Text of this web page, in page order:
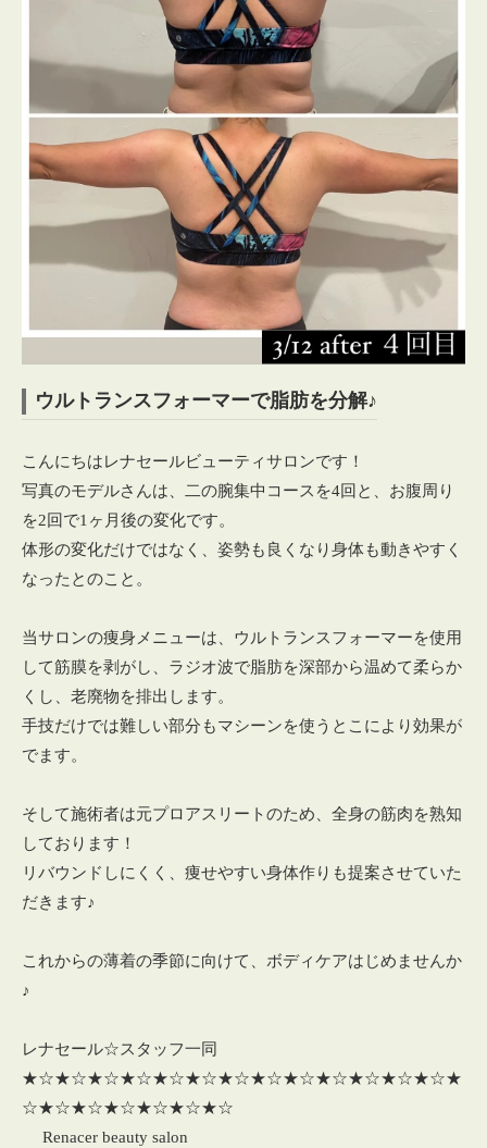
ウルトランスフォーマーで脂肪を分解♪
こんにちはレナセールビューティサロンです！
写真のモデルさんは、二の腕集中コースを4回と、お腹周り
を2回で1ヶ月後の変化です。
体形の変化だけではなく、姿勢も良くなり身体も動きやすく
なったとのこと。
当サロンの痩身メニューは、ウルトランスフォーマーを使用
して筋膜を剥がし、ラジオ波で脂肪を深部から温めて柔らか
くし、老廃物を排出します。
手技だけでは難しい部分もマシーンを使うとこにより効果が
でます。
そして施術者は元プロアスリートのため、全身の筋肉を熟知
しております！
リバウンドしにくく、痩せやすい身体作りも提案させていた
だきます♪
これからの薄着の季節に向けて、ボディケアはじめませんか
♪
レナセール☆スタッフ一同
★☆★☆★☆★☆★☆★☆★☆★☆★☆★☆★☆★☆★☆★
☆★☆★☆★☆★☆★☆★☆
Renacer beauty salon